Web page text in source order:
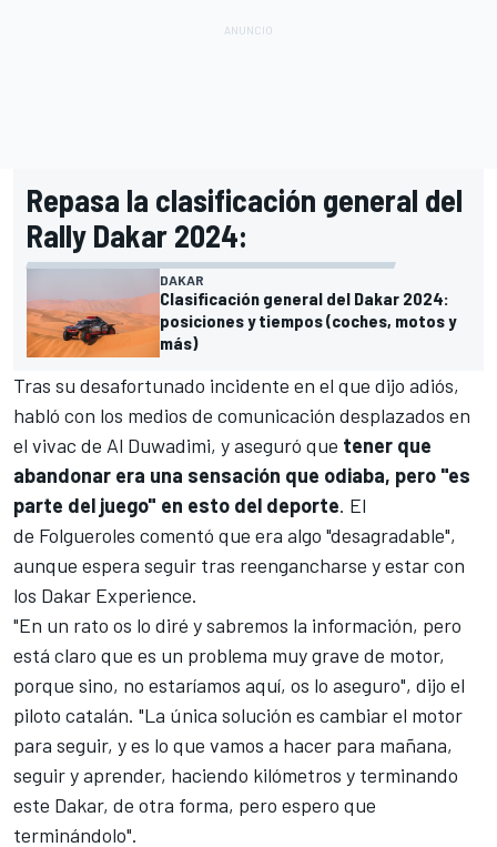
Repasa la clasificación general del
Rally Dakar 2024:
DAKAR
Clasificación general del Dakar 2024:
posiciones y tiempos (coches, motos y
más)
Tras su desafortunado incidente en el que dijo adiós,
habló con los medios de comunicación desplazados en
el vivac de Al Duwadimi, y aseguró que tener que
abandonar era una sensación que odiaba, pero "es
parte del juego" en esto del deporte. El
de Folgueroles comentó que era algo "desagradable",
aunque espera seguir tras reengancharse y estar con
los Dakar Experience.
"En un rato os lo diré y sabremos la información, pero
está claro que es un problema muy grave de motor,
porque sino, no estaríamos aquí, os lo aseguro", dijo el
piloto catalán. "La única solución es cambiar el motor
para seguir, y es lo que vamos a hacer para mañana,
seguir y aprender, haciendo kilómetros y terminando
este Dakar, de otra forma, pero espero que
terminándolo".